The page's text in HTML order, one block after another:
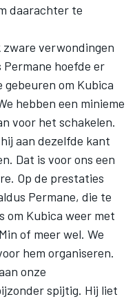
daarachter te
verwondingen
hoefde er
gebeuren om Kubica
hebben een minieme
voor het schakelen.
aan dezelfde kant
Dat is voor ons een
Op de prestaties
Permane, die te
om Kubica weer met
of meer wel. We
hem organiseren.
onze
spijtig. Hij liet